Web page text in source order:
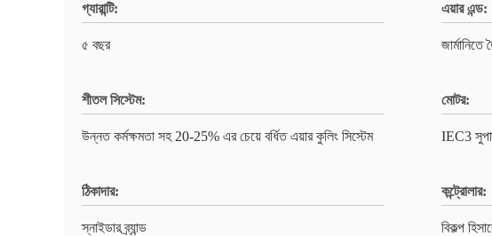
গ্যারান্টি:
৫ বছর
এয়ার এন্ড:
জার্মানিতে
শীতল সিস্টেম:
উন্নত কর্মক্ষমতা সহ 20-25% এর চেয়ে বর্ধিত এয়ার কুলিং সিস্টেম
মোটর:
IEC3
ঠিকাদার:
স্নাইডার ব্র্যান্ড
কন্ট্রোলার:
বিকল্প